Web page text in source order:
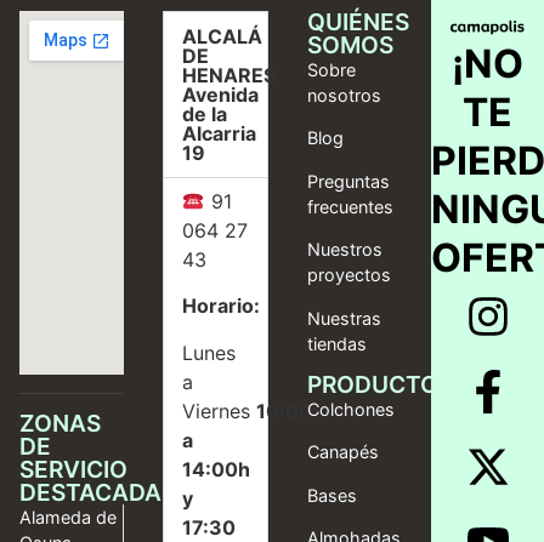
ZONAS
DE
SERVICIO
DESTACADAS
Alameda de
ALCALÁ
DE
HENARES,
Avenida
de la
Alcarria
19
91
064 27
43
Horario:
Lunes
a
Viernes10:00
a
14:00h
y
17:30
QUIÉNES
SOMOS
Sobre
nosotros
Blog
Preguntas
frecuentes
Nuestros
proyectos
Nuestras
tiendas
PRODUCTOS
Colchones
Canapés
Bases
¡NO
TE